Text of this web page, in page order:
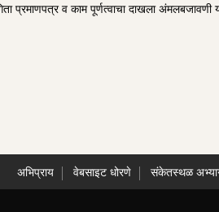
प्रमाणपत्र व काम पूर्णत्वाचा दाखला
अभिप्राय वेबसाइट धोरणे संकेतस्थळ